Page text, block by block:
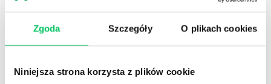
Zgoda Szczegóły O plikach cookies
Niniejsza strona korzysta z plików cookie
zawodów.